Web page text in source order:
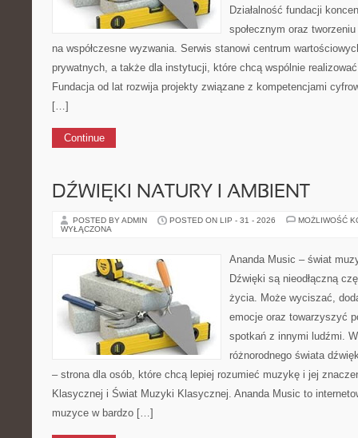
Działalność fundacji
społecznym oraz
na współczesne wyzwania. Serwis stanowi centrum
prywatnych, a także dla instytucji, które chcą wspólnie
Fundacja od lat rozwija projekty związane z kompetencjami
[…]
Continue
DŹWIĘKI NATURY I AMBIENT
POSTED BY ADMIN POSTED ON LIP - 31 - 2026
MOŻLIWOŚĆ
WYŁĄCZONA
Ananda Music – świat
Dźwięki są nieodłączną
życia. Może wyciszać,
emocje oraz towarzyszyć
spotkań z innymi ludźmi.
różnorodnego świata
– strona dla osób, które chcą lepiej rozumieć muzykę i jej
Klasycznej i Świat Muzyki Klasycznej. Ananda Music to
muzyce w bardzo […]